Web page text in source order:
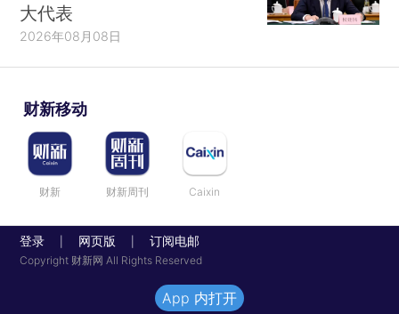
大代表
2026年08月08日
财新移动
财新 财新周刊 Caixin
登录 网页版 订阅电邮
Copyright 财新网 All Rights Reserved
App 内打开